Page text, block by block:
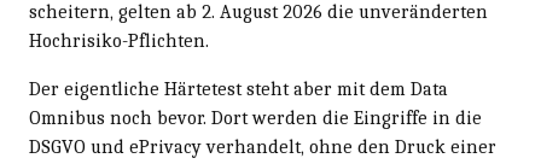
scheitern, gelten ab 2. August 2026 die unveränderten
Hochrisiko-Pflichten.
Der eigentliche Härtetest steht aber mit dem Data
Omnibus noch bevor. Dort werden die Eingriffe in die
DSGVO und ePrivacy verhandelt, ohne den Druck einer